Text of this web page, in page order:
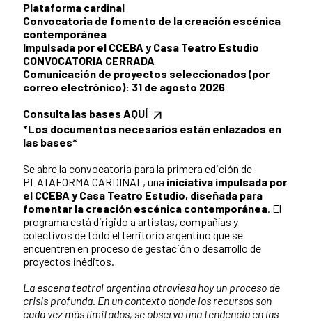
Plataforma cardinal
Convocatoria de fomento de la creación escénica
contemporánea
Impulsada por el CCEBA y Casa Teatro Estudio
CONVOCATORIA CERRADA
Comunicación de proyectos seleccionados (por
correo electrónico): 31 de agosto 2026
Consulta las bases AQUÍ
*Los documentos necesarios están enlazados en
las bases*
Se abre la convocatoria para la primera edición de
PLATAFORMA CARDINAL, una iniciativa impulsada por
el CCEBA y Casa Teatro Estudio, diseñada para
fomentar la creación escénica contemporánea. El
programa está dirigido a artistas, compañías y
colectivos de todo el territorio argentino que se
encuentren en proceso de gestación o desarrollo de
proyectos inéditos.
La escena teatral argentina atraviesa hoy un proceso de
crisis profunda. En un contexto donde los recursos son
cada vez más limitados, se observa una tendencia en las